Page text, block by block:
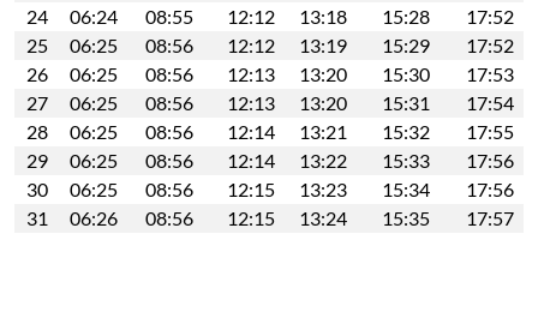
24
06:24 08:55 12:12 13:18 15:28
17:52
25
06:25 08:56 12:12 13:19 15:29
17:52
26
06:25 08:56 12:13 13:20 15:30
17:53
27
06:25 08:56 12:13 13:20 15:31
17:54
28
06:25 08:56 12:14 13:21 15:32
17:55
29
06:25 08:56 12:14 13:22 15:33
17:56
30
06:25 08:56 12:15 13:23 15:34
17:56
31
06:26 08:56 12:15 13:24 15:35 17:57